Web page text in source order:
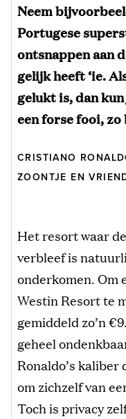
Neem
Portugese
ontsnappen aan
gelijk heeft ‘ie.
gelukt is, dan
een forse fooi,
CRISTIANO
ZOONTJE EN
Het resort waar
verbleef is
onderkomen. Om
Westin Resort te
gemiddeld zo’n
geheel
Ronaldo’s
om zichzelf van
Toch is privacy